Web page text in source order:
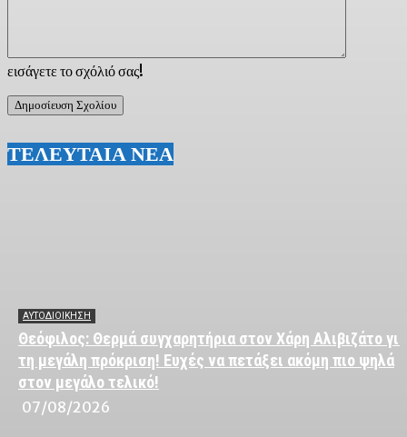
εισάγετε το σχόλιό σας!
ΤΕΛΕΥΤΑΙΑ ΝΕΑ
ΑΥΤΟΔΙΟΙΚΗΣΗ
Θεόφιλος: Θερμά συγχαρητήρια στον Χάρη Αλιβιζάτο για
τη μεγάλη πρόκριση! Ευχές να πετάξει ακόμη πιο ψηλά
στον μεγάλο τελικό!
07/08/2026